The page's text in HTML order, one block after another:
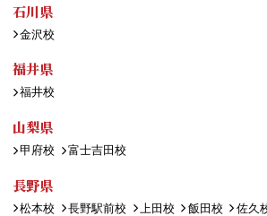
石川県
金沢校
福井県
福井校
山梨県
甲府校 富士吉田校
長野県
松本校 長野駅前校 上田校 飯田校 佐久